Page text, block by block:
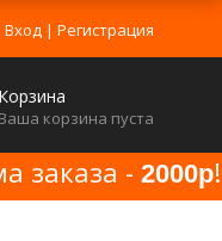
Вход | Регистрация
Корзина
Ваша корзина пуста
заказа - 2000р!